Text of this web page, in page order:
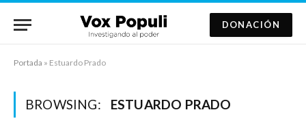
DONACIÓN
Portada » Estuardo Prado
BROWSING: ESTUARDO PRADO